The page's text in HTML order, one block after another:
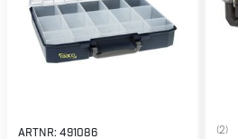
ARTNR: 491086
(2)